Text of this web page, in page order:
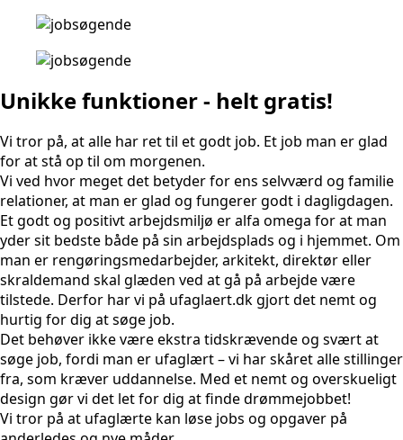
Unikke funktioner - helt gratis!
Vi tror på, at alle har ret til et godt job. Et job man er glad
for at stå op til om morgenen.
Vi ved hvor meget det betyder for ens selvværd og familie
relationer, at man er glad og fungerer godt i dagligdagen.
Et godt og positivt arbejdsmiljø er alfa omega for at man
yder sit bedste både på sin arbejdsplads og i hjemmet. Om
man er rengøringsmedarbejder, arkitekt, direktør eller
skraldemand skal glæden ved at gå på arbejde være
tilstede. Derfor har vi på ufaglaert.dk gjort det nemt og
hurtig for dig at søge job.
Det behøver ikke være ekstra tidskrævende og svært at
søge job, fordi man er ufaglært – vi har skåret alle stillinger
fra, som kræver uddannelse. Med et nemt og overskueligt
design gør vi det let for dig at finde drømmejobbet!
Vi tror på at ufaglærte kan løse jobs og opgaver på